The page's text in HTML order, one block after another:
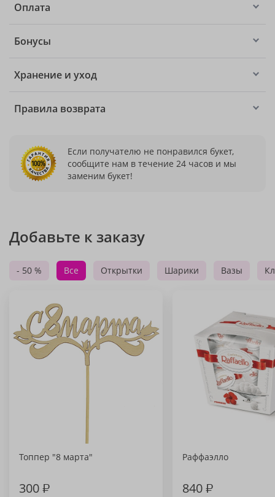
Оплата
Бонусы
Хранение и уход
Правила возврата
Если получателю не понравился букет,
сообщите нам в течение 24 часов и мы
заменим букет!
Добавьте к заказу
- 50 % Все Открытки Шарики Вазы
Топпер "8 марта"
300₽
Раффаэлло
840₽